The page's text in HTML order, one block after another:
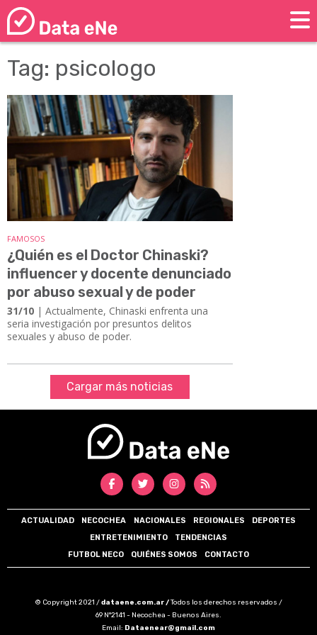
Tag: psicologo
FAMOSOS
¿Quién es el Doctor Chinaski?
influencer y docente denunciado
por abuso sexual y de poder
31/10 | Actualmente, Chinaski enfrenta una
seria investigación por presuntos delitos
sexuales y abuso de poder.
Cargar más noticias
ACTUALIDAD NECOCHEA NACIONALES REGIONALES
DEPORTES
ENTRETENIMIENTO
TENDENCIAS
FUTBOL NECO
QUIÉNES SOMOS CONTACTO
© Copyright 2021 /dataene.com.ar /Todos los derechos reservados /
69 N°2141 - Necochea - Buenos Aires.
Email: Dataenear@gmail.com